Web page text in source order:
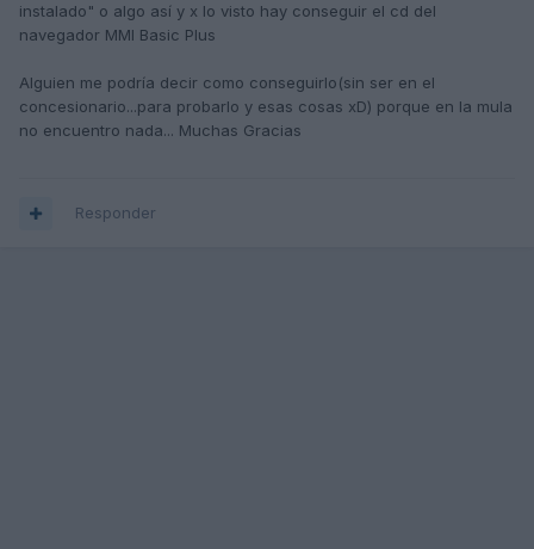
instalado" o algo así y x lo visto hay conseguir el cd del
navegador MMI Basic Plus
Alguien me podría decir como conseguirlo(sin ser en el
concesionario...para probarlo y esas cosas xD) porque en la mula
no encuentro nada... Muchas Gracias
Responder